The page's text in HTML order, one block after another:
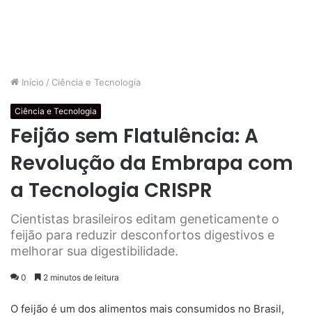
Início / Ciência e Tecnologia
Ciência e Tecnologia
Feijão sem Flatulência: A
Revolução da Embrapa com
a Tecnologia CRISPR
Cientistas brasileiros editam geneticamente o
feijão para reduzir desconfortos digestivos e
melhorar sua digestibilidade.
0 2 minutos de leitura
O feijão é um dos alimentos mais consumidos no Brasil,